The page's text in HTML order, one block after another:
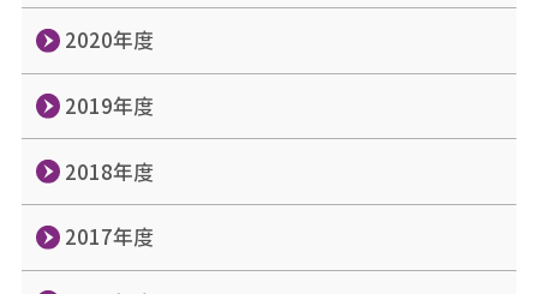
2020年度
2019年度
2018年度
2017年度